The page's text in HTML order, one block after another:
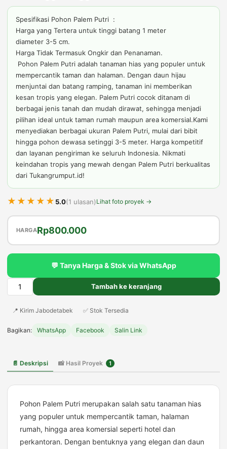
Spesifikasi Pohon Palem Putri :
Harga yang Tertera untuk tinggi batang 1 meter
diameter 3-5 cm.
Harga Tidak Termasuk Ongkir dan Penanaman.
Pohon Palem Putri adalah tanaman hias yang populer untuk
mempercantik taman dan halaman. Dengan daun hijau
menjuntai dan batang ramping, tanaman ini memberikan
kesan tropis yang elegan. Palem Putri cocok ditanam di
berbagai jenis tanah dan mudah dirawat, sehingga menjadi
pilihan ideal untuk taman rumah maupun area komersial.Kami
menyediakan berbagai ukuran Palem Putri, mulai dari bibit
hingga pohon dewasa setinggi 3-5 meter. Harga kompetitif
dan layanan pengiriman ke seluruh Indonesia. Nikmati
keindahan tropis yang mewah dengan Palem Putri berkualitas
dari Tukangrumput.id!
★★★★★ 5.0(1 ulasan)Lihat foto proyek →
HARGAHarga
aslinya
Rp1.000.000.
Rp800.000Harga
saat
adalah:
Rp800.000.
💬 Tanya Harga & Stok via WhatsApp
Kuantitas
Pohon
Putri
Ukuran
Hingga
Tinggi
Tambah ke keranjang
📍 Kirim Jabodetabek ✅ Stok Tersedia
Bagikan: WhatsApp Facebook Salin Link
📄 Deskripsi 📸 Hasil Proyek 1
Pohon Palem Putri merupakan salah satu tanaman hias
yang populer untuk mempercantik taman, halaman
rumah, hingga area komersial seperti hotel dan
perkantoran. Dengan bentuknya yang elegan dan daun